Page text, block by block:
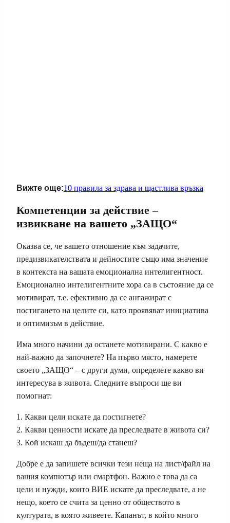
Вижте още:10 правила за здрава и щастлива връзка
Компетенции за действие –
извикване на вашето „ЗАЩО“
Оказва се, че вашето отношение към задачите,
предизвикателствата и дейностите също има значение
в контекста на вашата емоционална интелигентност.
Емоционално интелигентните хора са в състояние да се
мотивират, т.е. ефективно да се ангажират с
постигането на целите си, като проявяват инициатива
и оптимизъм в действие.
Има много начини да останете мотивирани. С какво е
най-важно да започнете? На първо място, намерете
своето „ЗАЩО“ – с други думи, определете какво ви
интересува в живота. Следните въпроси ще ви
помогнат:
1. Какви цели искате да постигнете?
2. Какви ценности искате да преследвате в живота си?
3. Кой искаш да бъдеш/да станеш?
Добре е да запишете всички тези неща на лист/файл на
вашия компютър или смартфон. Важно е това да са
цели и нужди, които ВИЕ искате да преследвате, а не
нещо, което се счита за ценно от обществото в
културата, в която живеете. Капанът, в който много